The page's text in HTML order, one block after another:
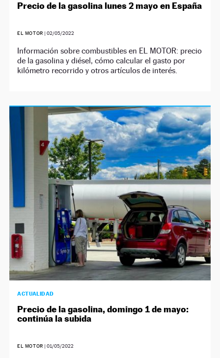
Precio de la gasolina lunes 2 mayo en España
EL MOTOR | 02/05/2022
Información sobre combustibles en EL MOTOR: precio
de la gasolina y diésel, cómo calcular el gasto por
kilómetro recorrido y otros artículos de interés.
ACTUALIDAD
Precio de la gasolina, domingo 1 de mayo:
continúa la subida
EL MOTOR | 01/05/2022